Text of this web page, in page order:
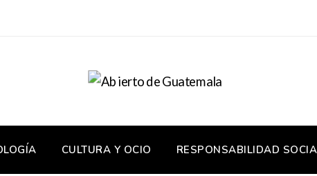
CULTURA Y OCIO RESPONSABILIDAD